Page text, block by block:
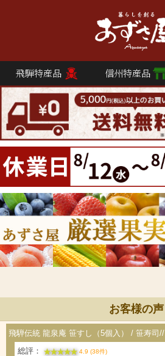
飛騨特産品 信州特産品
お客様の声
飛騨伝統 龍泉庵 笹すし（5個入） / 笹寿司//
総評：
4.9 (38件)